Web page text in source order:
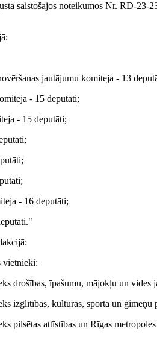
saistošajos noteikumos Nr. RD-
jautājumu komiteja - 13
- 15 deputāti;
- 15 deputāti;
- 16 deputāti;
vietnieki:
drošības, īpašumu, mājokļu un vides
izglītības, kultūras, sporta un ģimeņu
pilsētas attīstības un Rīgas